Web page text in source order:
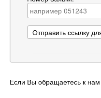
Если Вы обращаетесь к